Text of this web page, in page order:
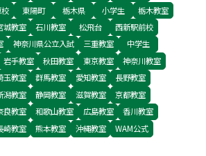
東陽町 栃木県 小学生
栃木教室
城教室 石川教室 松飛台
西新駅前校
神奈川県公立入試 三重教室
中学生
岩手教室 秋田教室 東京教室
神奈川教室
玉教室 群馬教室 愛知教室
長野教室
潟教室 静岡教室 滋賀教室
京都教室
良教室 和歌山教室 広島教室
香川教室
崎教室 熊本教室 沖縄教室
WAM公式